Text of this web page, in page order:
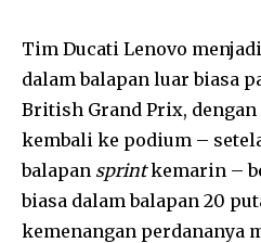
Tim Ducati Lenovo
dalam balapan luar biasa
British Grand Prix, dengan
kembali ke podium –
balapan sprintkemarin –
biasa dalam balapan 20
kemenangan perdananya